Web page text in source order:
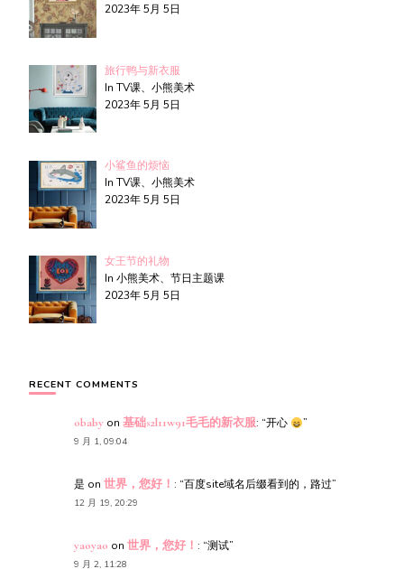
2023年 5月 5日
旅行鸭与新衣服
In TV课、小熊美术
2023年 5月 5日
小鲨鱼的烦恼
In TV课、小熊美术
2023年 5月 5日
女王节的礼物
In 小熊美术、节日主题课
2023年 5月 5日
RECENT COMMENTS
obaby on 基础s2l11w91毛毛的新衣服: “开心 ”
9 月 1, 09:04
是 on 世界，您好！ : “百度site域名后缀看到的，路过”
12 月 19, 20:29
yaoyao on 世界，您好！ : “测试”
9 月 2, 11:28